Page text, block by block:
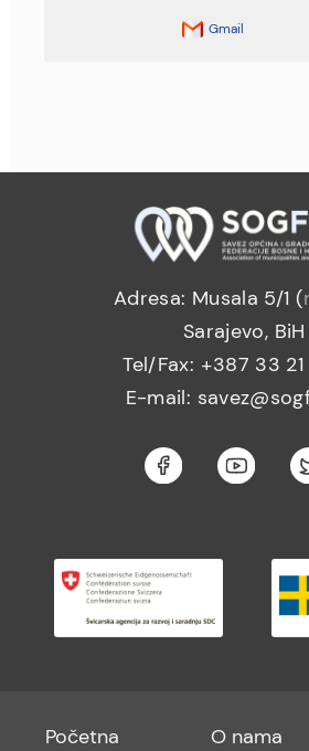
Gmail
Adresa: Musala 5/1 (
Sarajevo, BiH
Tel/Fax: +387 33
E-mail:
Footer
Početna
Footer
O nama